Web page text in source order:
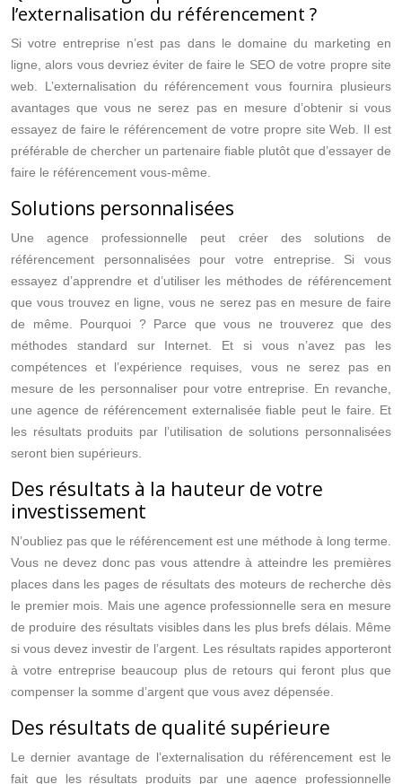
l’externalisation du référencement ?
Si votre entreprise n’est pas dans le domaine du marketing en
ligne, alors vous devriez éviter de faire le SEO de votre propre site
web. L’externalisation du référencement vous fournira plusieurs
avantages que vous ne serez pas en mesure d’obtenir si vous
essayez de faire le référencement de votre propre site Web. Il est
préférable de chercher un partenaire fiable plutôt que d’essayer de
faire le référencement vous-même.
Solutions personnalisées
Une agence professionnelle peut créer des solutions de
référencement personnalisées pour votre entreprise. Si vous
essayez d’apprendre et d’utiliser les méthodes de référencement
que vous trouvez en ligne, vous ne serez pas en mesure de faire
de même. Pourquoi ? Parce que vous ne trouverez que des
méthodes standard sur Internet. Et si vous n’avez pas les
compétences et l’expérience requises, vous ne serez pas en
mesure de les personnaliser pour votre entreprise. En revanche,
une agence de référencement externalisée fiable peut le faire. Et
les résultats produits par l’utilisation de solutions personnalisées
seront bien supérieurs.
Des résultats à la hauteur de votre
investissement
N’oubliez pas que le référencement est une méthode à long terme.
Vous ne devez donc pas vous attendre à atteindre les premières
places dans les pages de résultats des moteurs de recherche dès
le premier mois. Mais une agence professionnelle sera en mesure
de produire des résultats visibles dans les plus brefs délais. Même
si vous devez investir de l’argent. Les résultats rapides apporteront
à votre entreprise beaucoup plus de retours qui feront plus que
compenser la somme d’argent que vous avez dépensée.
Des résultats de qualité supérieure
Le dernier avantage de l’externalisation du référencement est le
fait que les résultats produits par une agence professionnelle